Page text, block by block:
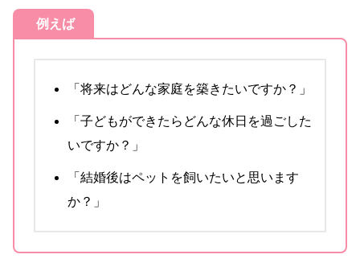
例えば
「将来はどんな家庭を築きたいですか？」
「子どもができたらどんな休日を過ごした
いですか？」
「結婚後はペットを飼いたいと思います
か？」